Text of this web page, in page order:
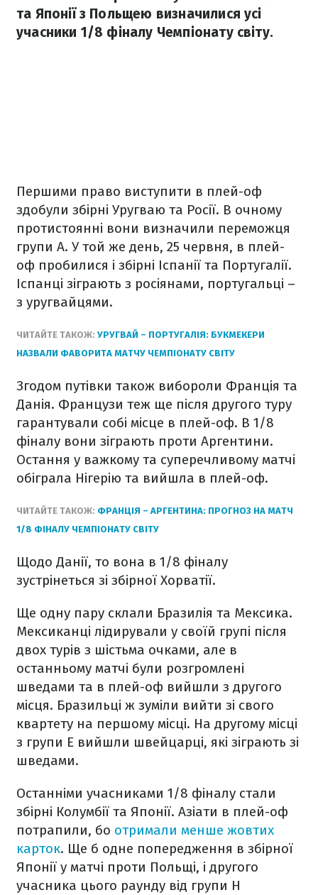
та Японії з Польщею визначилися усі
учасники 1/8 фіналу Чемпіонату світу.
Першими право виступити в плей-оф
здобули збірні Уругваю та Росії. В очному
протистоянні вони визначили переможця
групи A. У той же день, 25 червня, в плей-
оф пробилися і збірні Іспанії та Португалії.
Іспанці зіграють з росіянами, португальці –
з уругвайцями.
ЧИТАЙТЕ ТАКОЖ: УРУГВАЙ – ПОРТУГАЛІЯ: БУКМЕКЕРИ
НАЗВАЛИ ФАВОРИТА МАТЧУ ЧЕМПІОНАТУ СВІТУ
Згодом путівки також вибороли Франція та
Данія. Французи теж ще після другого туру
гарантували собі місце в плей-оф. В 1/8
фіналу вони зіграють проти Аргентини.
Остання у важкому та суперечливому матчі
обіграла Нігерію та вийшла в плей-оф.
ЧИТАЙТЕ ТАКОЖ: ФРАНЦІЯ – АРГЕНТИНА: ПРОГНОЗ НА МАТЧ
1/8 ФІНАЛУ ЧЕМПІОНАТУ СВІТУ
Щодо Данії, то вона в 1/8 фіналу
зустрінеться зі збірної Хорватії.
Ще одну пару склали Бразилія та Мексика.
Мексиканці лідирували у своїй групі після
двох турів з шістьма очками, але в
останньому матчі були розгромлені
шведами та в плей-оф вийшли з другого
місця. Бразильці ж зуміли вийти зі свого
квартету на першому місці. На другому місці
з групи E вийшли швейцарці, які зіграють зі
шведами.
Останніми учасниками 1/8 фіналу стали
збірні Колумбії та Японії. Азіати в плей-оф
потрапили, бо отримали менше жовтих
карток. Ще б одне попередження в збірної
Японії у матчі проти Польщі, і другого
учасника цього раунду від групи H